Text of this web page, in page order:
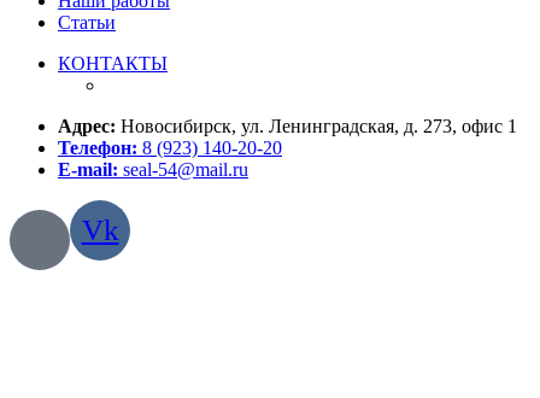
Статьи
КОНТАКТЫ
Адрес: Новосибирск, ул. Ленинградская, д. 273, офис 1
Телефон: 8 (923) 140-20-20
E-mail: seal-54@mail.ru
Vk